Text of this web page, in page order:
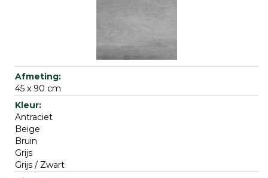
45 x 90 cm
Antraciet
Beige
Bruin
Grijs
Grijs / Zwart